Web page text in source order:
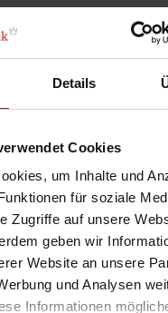
Details
Cookies
um Inhalte und
für soziale
Zugriffe auf unsere
geben wir
Website an unsere
und Analysen
Informationen